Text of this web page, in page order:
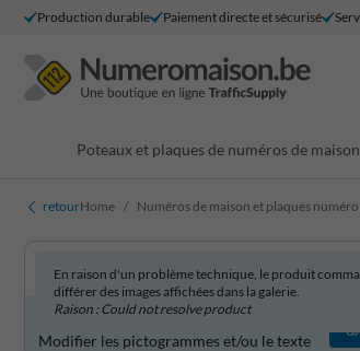
Production durable Paiement directe et sécurisé
Poteaux et plaques de numéros de maison
retourHome Numéros de maison et plaques
En raison d'un problème technique, le produit
différer des images affichées dans la galerie.
Raison : Could not resolve product
Produit personnalisable ?
Modifier les pictogrammes et/ou le texte